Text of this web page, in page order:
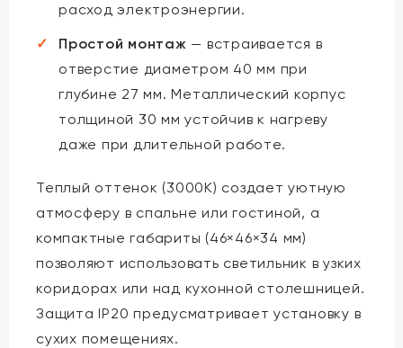
расход электроэнергии.
Простой монтаж — встраивается в
отверстие диаметром 40 мм при
глубине 27 мм. Металлический корпус
толщиной 30 мм устойчив к нагреву
даже при длительной работе.
Теплый оттенок (3000K) создает уютную
атмосферу в спальне или гостиной, а
компактные габариты (46×46×34 мм)
позволяют использовать светильник в узких
коридорах или над кухонной столешницей.
Защита IP20 предусматривает установку в
сухих помещениях.